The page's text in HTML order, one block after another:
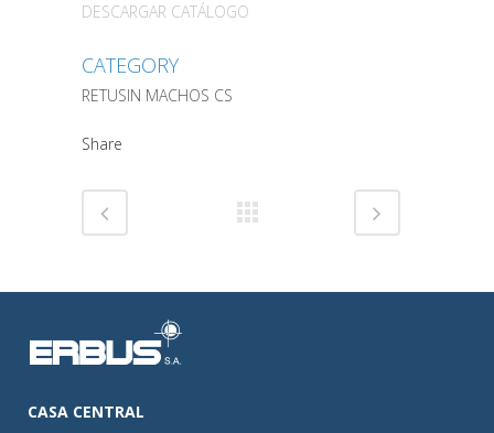
DESCARGAR CATÁLOGO
CATEGORY
RETUSIN MACHOS CS
Share
CASA CENTRAL